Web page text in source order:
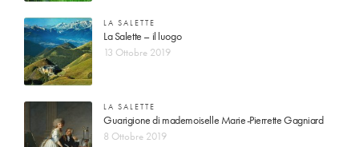
LA SALETTE
La Salette – il luogo
13 Ottobre 2019
LA SALETTE
Guarigione di mademoiselle Marie-Pierrette Gagniard
8 Ottobre 2019